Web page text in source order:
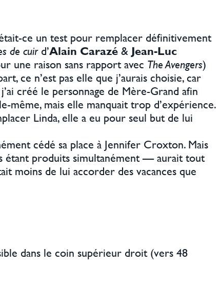
ce un test pour remplacer définitivement
de cuird’Alain Carazé&Jean-Luc
une raison sans rapport avec The Avengers)
ce n’est pas elle que j’aurais choisie, car
créé le personnage de Mère-Grand afin
même, mais elle manquait trop d’expérience.
Linda, elle a eu pour seul but de lui
cédé sa place à Jennifer Croxton. Mais
étant produits simultanément — aurait tout
moins de lui accorder des vacances que
dans le coin supérieur droit (vers 48